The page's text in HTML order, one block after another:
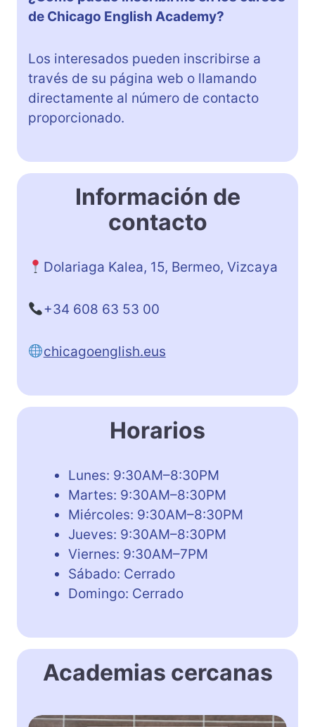
de Chicago English Academy?
Los interesados pueden inscribirse a
través de su página web o llamando
directamente al número de contacto
proporcionado.
Información de
contacto
Dolariaga Kalea, 15, Bermeo, Vizcaya
+34 608 63 53 00
chicagoenglish.eus
Horarios
Lunes: 9:30AM–8:30PM
Martes: 9:30AM–8:30PM
Miércoles: 9:30AM–8:30PM
Jueves: 9:30AM–8:30PM
Viernes: 9:30AM–7PM
Sábado: Cerrado
Domingo: Cerrado
Academias cercanas
E